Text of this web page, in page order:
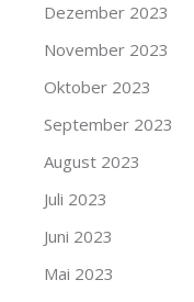
Dezember 2023
November 2023
Oktober 2023
September 2023
August 2023
Juli 2023
Juni 2023
Mai 2023